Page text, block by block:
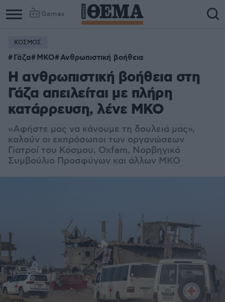
Games
ΚΟΣΜΟΣ
Γάζα ΜΚΟ Ανθρωπιστική βοήθεια
Η ανθρωπιστική βοήθεια στη
Γάζα απειλείται με πλήρη
κατάρρευση, λένε ΜΚΟ
«Αφήστε μας να κάνουμε τη δουλειά μας»,
καλούν οι εκπρόσωποι των οργανώσεων
Γιατροί του Κόσμου, Oxfam, Νορβηγικό
Συμβούλιο Προσφύγων και άλλων ΜΚΟ